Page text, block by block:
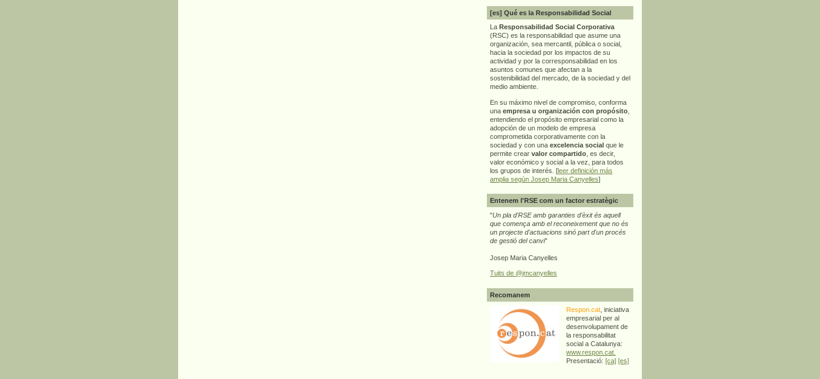
[es] Qué es la Responsabilidad Social
La Responsabilidad Social Corporativa
(RSC) es la responsabilidad que asume una
organización, sea mercantil, pública o social,
hacia la sociedad por los impactos de su
actividad y por la corresponsabilidad en los
asuntos comunes que afectan a la
sostenibilidad del mercado, de la sociedad y del
medio ambiente.
En su máximo nivel de compromiso, conforma
una empresa u organización con propósito
entendiendo el propósito empresarial como la
adopción de un modelo de empresa
comprometida corporativamente con la
sociedad y con una excelencia social que le
permite crear valor compartido , es decir,
valor económico y social a la vez, para todos
los grupos de interés. [leer definición más
amplia según Josep Maria Canyelles]
Entenem l'RSE com un factor estratègic
"Un pla d'RSE amb garanties d'èxit és aquell
que comença amb el reconeixement que no és
un projecte d'actuacions sinó part d'un procés
de gestió del canvi"
Josep Maria Canyelles
Tuits de @jmcanyelles
Recomanem
Respon.cat , iniciativa
empresarial per al
desenvolupament de
la responsabilitat
social a Catalunya:
www.respon.cat.
Presentació:[ca] [es]